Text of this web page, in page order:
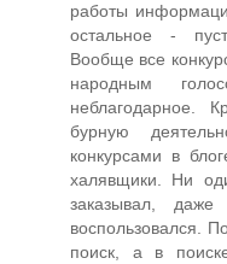
работы
остальное -
Вообще все
народным
неблагодарное.
бурную
конкурсами в
халявщики. Ни
заказывал,
воспользовался.
поиск, а в